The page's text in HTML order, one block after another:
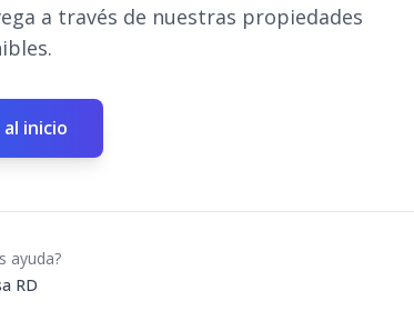
a través de nuestras propiedades
inicio
ayuda?
RD